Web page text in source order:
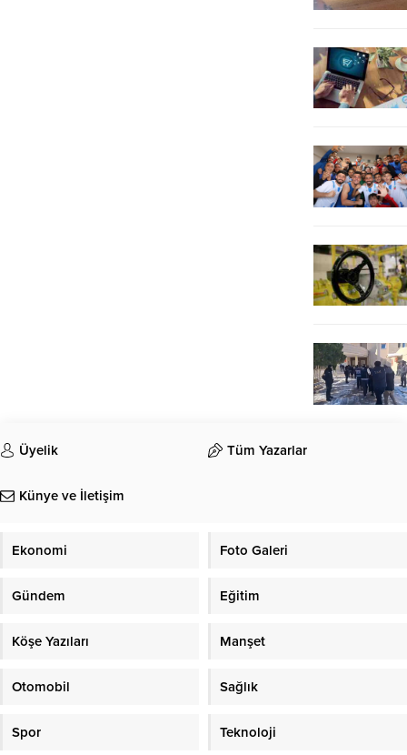
Üyelik Tüm Yazarlar
Künye ve İletişim
Ekonomi Foto Galeri
Gündem Eğitim
Köşe Yazıları Manşet
Otomobil Sağlık
Spor Teknoloji